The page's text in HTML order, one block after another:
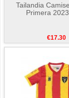
Tailandia
Primera
€17.30